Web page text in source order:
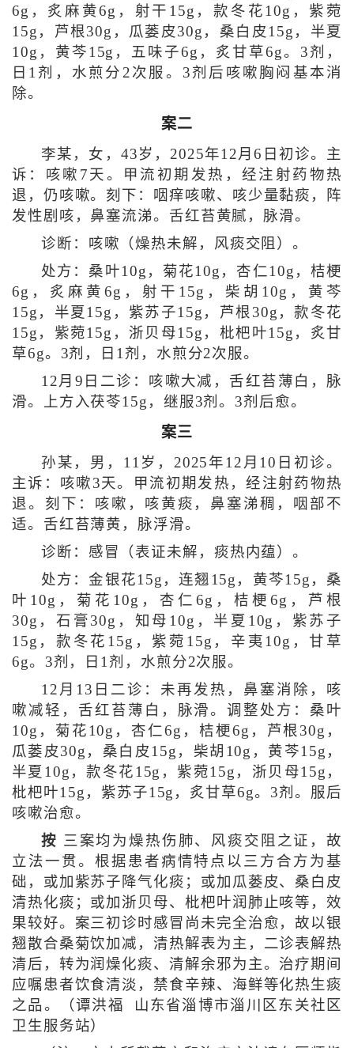
6g，炙麻黄6g，射干15g，款冬花10g，紫菀
15g，芦根30g，瓜蒌皮30g，桑白皮15g，半夏
10g，黄芩15g，五味子6g，炙甘草6g。3剂，
日1剂，水煎分2次服。3剂后咳嗽胸闷基本消
除。
案二
李某，女，43岁，2025年12月6日初诊。主
诉：咳嗽7天。甲流初期发热，经注射药物热
退，仍咳嗽。刻下：咽痒咳嗽、咳少量黏痰，阵
发性剧咳，鼻塞流涕。舌红苔黄腻，脉滑。
诊断：咳嗽（燥热未解，风痰交阻）。
处方：桑叶10g，菊花10g，杏仁10g，桔梗
6g，炙麻黄6g，射干15g，柴胡10g，黄芩
15g，半夏15g，紫苏子15g，芦根30g，款冬花
15g，紫菀15g，浙贝母15g，枇杷叶15g，炙甘
草6g。3剂，日1剂，水煎分2次服。
12月9日二诊：咳嗽大减，舌红苔薄白，脉
滑。上方入茯苓15g，继服3剂。3剂后愈。
案三
孙某，男，11岁，2025年12月10日初诊。
主诉：咳嗽3天。甲流初期发热，经注射药物热
退。刻下：咳嗽，咳黄痰，鼻塞涕稠，咽部不
适。舌红苔薄黄，脉浮滑。
诊断：感冒（表证未解，痰热内蕴）。
处方：金银花15g，连翘15g，黄芩15g，桑
叶10g，菊花10g，杏仁6g，桔梗6g，芦根
30g，石膏30g，知母10g，半夏10g，紫苏子
15g，款冬花15g，紫菀15g，辛夷10g，甘草
6g。3剂，日1剂，水煎分2次服。
12月13日二诊：未再发热，鼻塞消除，咳
嗽减轻，舌红苔薄白，脉滑。调整处方：桑叶
10g，菊花10g，杏仁6g，桔梗6g，芦根30g，
瓜蒌皮30g，桑白皮15g，柴胡10g，黄芩15g，
半夏10g，款冬花15g，紫菀15g，浙贝母15g，
枇杷叶15g，紫苏子15g，炙甘草6g。3剂。服后
咳嗽治愈。
按 三案均为燥热伤肺、风痰交阻之证，故
立法一贯。根据患者病情特点以三方合方为基
础，或加紫苏子降气化痰；或加瓜蒌皮、桑白皮
清热化痰；或加浙贝母、枇杷叶润肺止咳等，效
果较好。案三初诊时感冒尚未完全治愈，故以银
翘散合桑菊饮加减，清热解表为主，二诊表解热
清后，转为润燥化痰、清解余邪为主。治疗期间
应嘱患者饮食清淡，禁食辛辣、海鲜等化热生痰
之品。（谭洪福 山东省淄博市淄川区东关社区
卫生服务站）